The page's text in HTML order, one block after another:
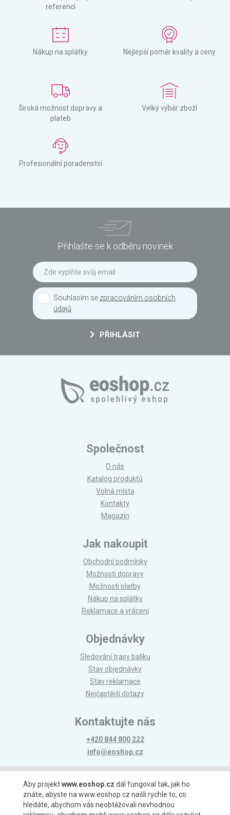
referencí
Nákup na splátky Nejlepší poměr kvality a ceny
Široká možnost dopravy a
plateb
Velký výběr zboží
Profesionální poradenství
Přihlašte se k odběru novinek
Souhlasím se zpracováním osobních
údajů
PŘIHLÁSIT
Společnost
O nás
Katalog produktů
Volná místa
Kontakty
Magazín
Jak nakoupit
Obchodní podmínky
Možnosti dopravy
Možnosti platby
Nákup na splátky
Reklamace a vrácení
Objednávky
Sledování trasy balíku
Stav objednávky
Stav reklamace
Nejčastější dotazy
Kontaktujte nás
+420 844 800 222
info@eoshop.cz
Možnosti platby
Aby projektwww.eoshop.cz dál fungoval tak, jak ho
znáte, abyste na www.eoshop.cz našli rychle to, co
hledáte, abychom vás neobtěžovali nevhodnou